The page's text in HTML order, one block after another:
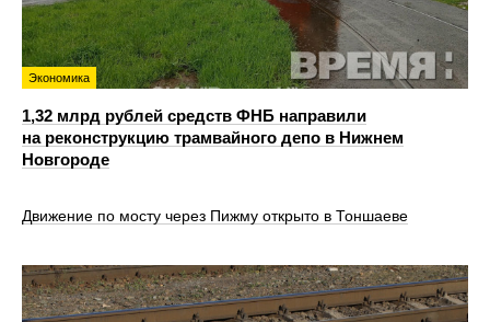
Экономика
1,32 млрд рублей средств ФНБ направили
на реконструкцию трамвайного депо в Нижнем
Новгороде
Движение по мосту через Пижму открыто в Тоншаеве